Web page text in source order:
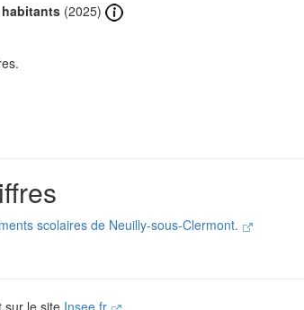
habitants (2025)
scolaires de Neuilly-sous-Clermont.
sur le site Insee.fr